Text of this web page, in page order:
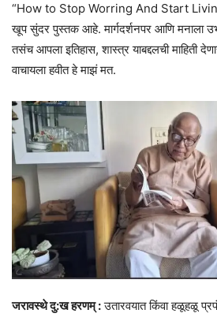
“How to Stop Worring And Start
खूप सुंदर पुस्तक आहे. मार्गदर्शनपर आणि मनाला
तसंच आपला इतिहास, शास्त्र याबद्दलची माहिती
वाचायला हवीत हे माझं मत‌.
जरावस्थे दु:ख हरणम् :उतारवयात किंवा हळूहळू